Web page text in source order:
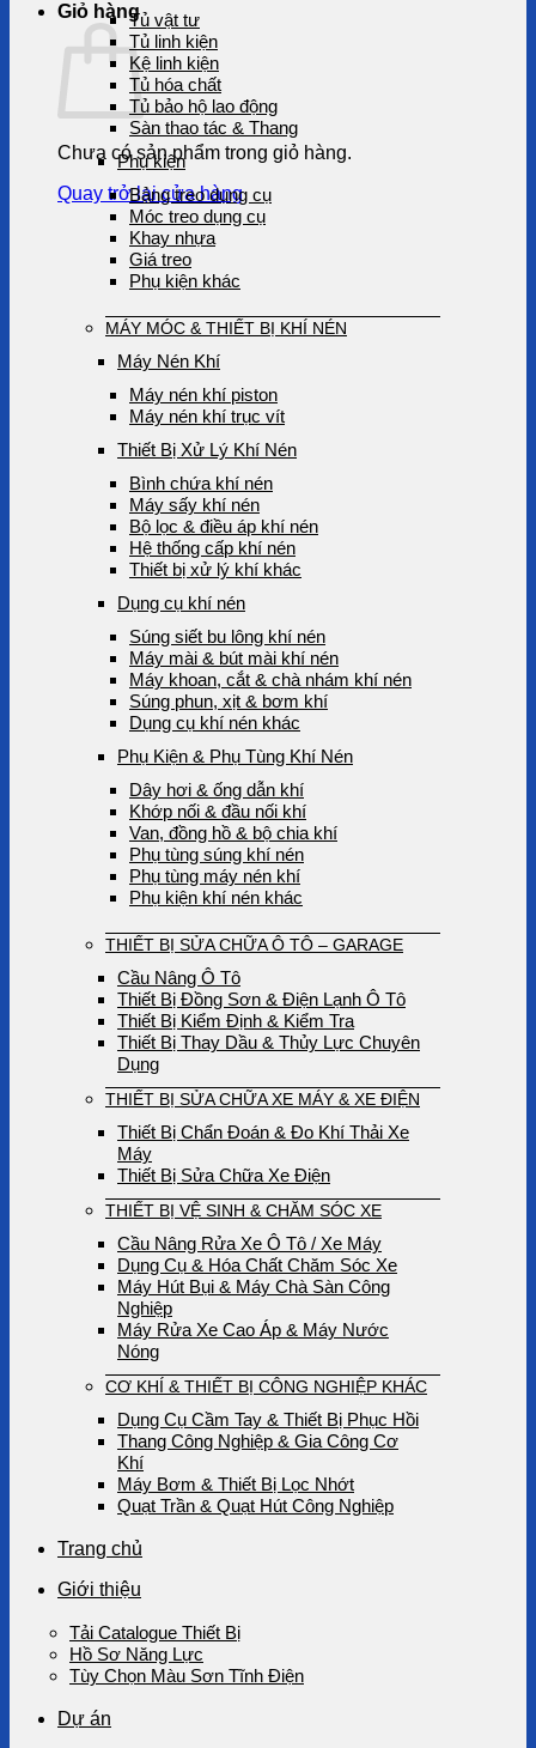
Giỏ hàng
Chưa có sản phẩm trong giỏ hàng.
Quay trở lại cửa hàng
Tủ vật tư
Tủ linh kiện
Kệ linh kiện
Tủ hóa chất
Tủ bảo hộ lao động
Sàn thao tác & Thang
Phụ kiện
Bảng treo dụng cụ
Móc treo dụng cụ
Khay nhựa
Giá treo
Phụ kiện khác
MÁY MÓC & THIẾT BỊ KHÍ NÉN
Máy Nén Khí
Máy nén khí piston
Máy nén khí trục vít
Thiết Bị Xử Lý Khí Nén
Bình chứa khí nén
Máy sấy khí nén
Bộ lọc & điều áp khí nén
Hệ thống cấp khí nén
Thiết bị xử lý khí khác
Dụng cụ khí nén
Súng siết bu lông khí nén
Máy mài & bút mài khí nén
Máy khoan, cắt & chà nhám khí nén
Súng phun, xịt & bơm khí
Dụng cụ khí nén khác
Phụ Kiện & Phụ Tùng Khí Nén
Dây hơi & ống dẫn khí
Khớp nối & đầu nối khí
Van, đồng hồ & bộ chia khí
Phụ tùng súng khí nén
Phụ tùng máy nén khí
Phụ kiện khí nén khác
THIẾT BỊ SỬA CHỮA Ô TÔ – GARAGE
Cầu Nâng Ô Tô
Thiết Bị Đồng Sơn & Điện Lạnh Ô Tô
Thiết Bị Kiểm Định & Kiểm Tra
Thiết Bị Thay Dầu & Thủy Lực Chuyên
Dụng
THIẾT BỊ SỬA CHỮA XE MÁY & XE ĐIỆN
Thiết Bị Chẩn Đoán & Đo Khí Thải Xe
Máy
Thiết Bị Sửa Chữa Xe Điện
THIẾT BỊ VỆ SINH & CHĂM SÓC XE
Cầu Nâng Rửa Xe Ô Tô / Xe Máy
Dụng Cụ & Hóa Chất Chăm Sóc Xe
Máy Hút Bụi & Máy Chà Sàn Công
Nghiệp
Máy Rửa Xe Cao Áp & Máy Nước
Nóng
CƠ KHÍ & THIẾT BỊ CÔNG NGHIỆP KHÁC
Dụng Cụ Cầm Tay & Thiết Bị Phục Hồi
Thang Công Nghiệp & Gia Công Cơ
Khí
Máy Bơm & Thiết Bị Lọc Nhớt
Quạt Trần & Quạt Hút Công Nghiệp
Trang chủ
Giới thiệu
Tải Catalogue Thiết Bị
Hồ Sơ Năng Lực
Tùy Chọn Màu Sơn Tĩnh Điện
Dự án